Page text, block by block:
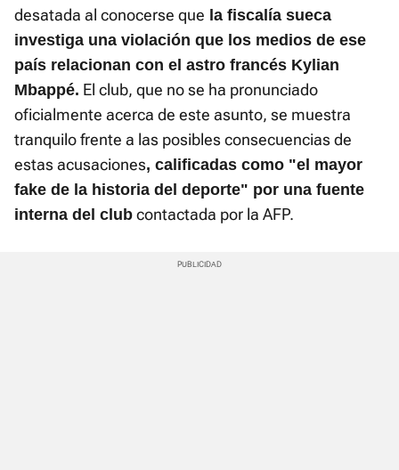
desatada al conocerse que la fiscalía sueca
investiga una violación que los medios de ese
país relacionan con el astro francés Kylian
Mbappé. El club, que no se ha pronunciado
oficialmente acerca de este asunto, se muestra
tranquilo frente a las posibles consecuencias de
estas acusaciones, calificadas como "el mayor
fake de la historia del deporte" por una fuente
interna del club contactada por la AFP.